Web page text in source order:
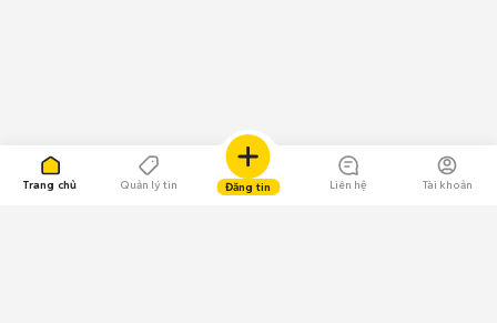
Trang chủ Quản lý tin Đăng tin Liên hệ Tài khoản